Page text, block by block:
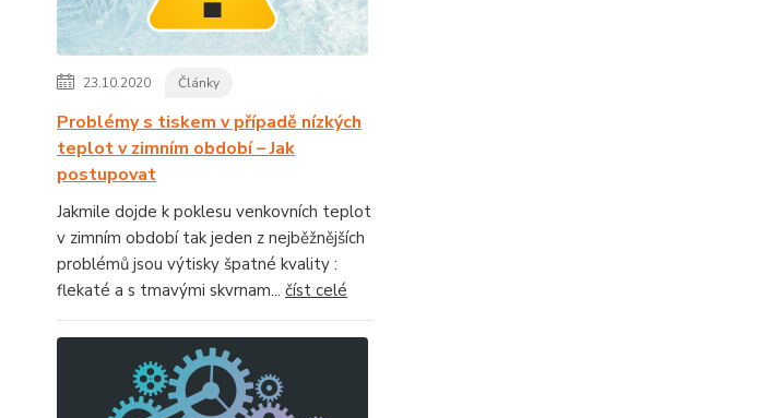
23.10.2020 Články
Problémy s tiskem v případě nízkých
teplot v zimním období – Jak
postupovat
Jakmile dojde k poklesu venkovních teplot
v zimním období tak jeden z nejběžnějších
problémů jsou výtisky špatné kvality :
flekaté a s tmavými skvrnam... číst celé